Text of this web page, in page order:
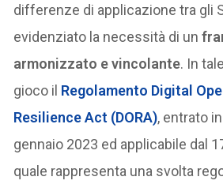
differenze di applicazione tra gli
evidenziato la necessità di un
armonizzato e vincolante. In
gioco il Regolamento Digital
Resilience Act (DORA), entrato
gennaio 2023 ed applicabile dal
quale rappresenta una svolta